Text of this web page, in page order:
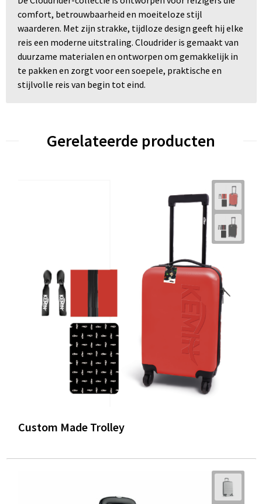
comfort, betrouwbaarheid en moeiteloze stijl
waarderen. Met zijn strakke, tijdloze design geeft hij elke
reis een moderne uitstraling. Cloudrider is gemaakt van
duurzame materialen en ontworpen om gemakkelijk in
te pakken en zorgt voor een soepele, praktische en
stijlvolle reis van begin tot eind.
Gerelateerde producten
Custom Made Trolley